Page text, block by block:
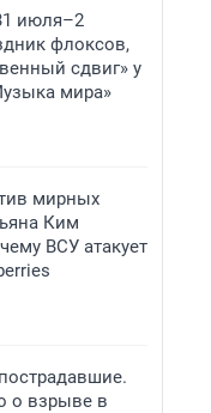
июля–2
флоксов,
сдвиг» у
мира»
мирных
Ким
ВСУ атакует
о взрыве в